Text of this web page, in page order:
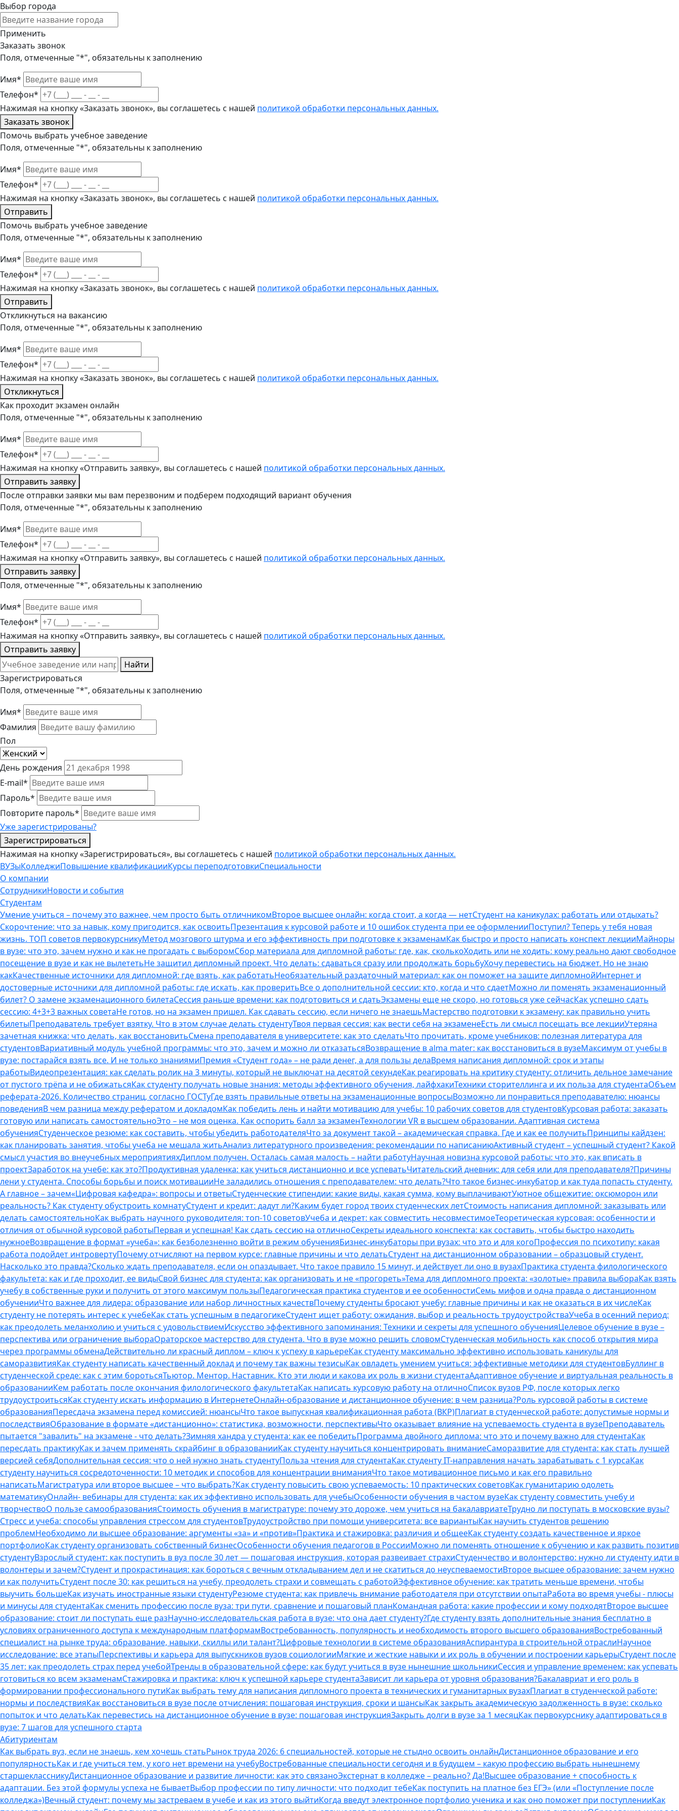
Выбор города
Применить
Заказать звонок
Поля, отмеченные "*", обязательны к заполнению
Имя*
Телефон*
Нажимая на кнопку «Заказать звонок», вы соглашетесь с нашей политикой обработки персональных данных.
Заказать звонок
Помочь выбрать учебное заведение
Поля, отмеченные "*", обязательны к заполнению
Имя*
Телефон*
Нажимая на кнопку «Заказать звонок», вы соглашетесь с нашей политикой обработки персональных данных.
Отправить
Помочь выбрать учебное заведение
Поля, отмеченные "*", обязательны к заполнению
Имя*
Телефон*
Нажимая на кнопку «Заказать звонок», вы соглашетесь с нашей политикой обработки персональных данных.
Отправить
Откликнуться на вакансию
Поля, отмеченные "*", обязательны к заполнению
Имя*
Телефон*
Нажимая на кнопку «Заказать звонок», вы соглашетесь с нашей политикой обработки персональных данных.
Откликнуться
Как проходит экзамен онлайн
Поля, отмеченные "*", обязательны к заполнению
Имя*
Телефон*
Нажимая на кнопку «Отправить заявку», вы соглашетесь с нашей политикой обработки персональных данных.
Отправить заявку
После отправки заявки мы вам перезвоним и подберем подходящий вариант обучения
Поля, отмеченные "*", обязательны к заполнению
Имя*
Телефон*
Нажимая на кнопку «Отправить заявку», вы соглашетесь с нашей политикой обработки персональных данных.
Отправить заявку
Поля, отмеченные "*", обязательны к заполнению
Имя*
Телефон*
Нажимая на кнопку «Отправить заявку», вы соглашетесь с нашей политикой обработки персональных данных.
Отправить заявку
Найти
Зарегистрироваться
Поля, отмеченные "*", обязательны к заполнению
Имя*
Фамилия
Пол
День рождения
E-mail*
Пароль*
Повторите пароль*
Уже зарегистрированы?
Зарегистрироваться
Нажимая на кнопку «Зарегистрироваться», вы соглашетесь с нашей политикой обработки персональных данных.
ВУЗыКолледжиПовышение квалификацииКурсы переподготовкиСпециальности
О компании
СотрудникиНовости и события
Студентам
Умение учиться – почему это важнее, чем просто быть отличникомВторое высшее онлайн: когда стоит, а когда — нетСтудент на каникулах: работать или отдыхать?
Скорочтение: что за навык, кому пригодится, как освоитьПрезентация к курсовой работе и 10 ошибок студента при ее оформленииПоступил? Теперь у тебя новая
жизнь. ТОП советов первокурсникуМетод мозгового штурма и его эффективность при подготовке к экзаменамКак быстро и просто написать конспект лекцииМайноры
в вузе: что это, зачем нужно и как не прогадать с выборомСбор материала для дипломной работы: где, как, сколькоХодить или не ходить: кому реально дают свободное
посещение в вузе и как не вылететьНе защитил дипломный проект. Что делать: сдаваться сразу или продолжать борьбуХочу перевестись на бюджет. Но не знаю
какКачественные источники для дипломной: где взять, как работатьНеобязательный раздаточный материал: как он поможет на защите дипломнойИнтернет и
достоверные источники для дипломной работы: где искать, как проверитьВсе о дополнительной сессии: кто, когда и что сдаетМожно ли поменять экзаменационный
билет? О замене экзаменационного билетаСессия раньше времени: как подготовиться и сдатьЭкзамены еще не скоро, но готовься уже сейчасКак успешно сдать
сессию: 4+3+3 важных советаНе готов, но на экзамен пришел. Как сдавать сессию, если ничего не знаешьМастерство подготовки к экзамену: как правильно учить
билетыПреподаватель требует взятку. Что в этом случае делать студентуТвоя первая сессия: как вести себя на экзаменеЕсть ли смысл посещать все лекцииУтеряна
зачетная книжка: что делать, как восстановитьСмена преподавателя в университете: как это сделатьЧто прочитать, кроме учебников: полезная литература для
студентовВариативный модуль учебной программы: что это, зачем и можно ли отказатьсяВозвращение в alma mater: как восстановиться в вузеМаксимум от учебы в
вузе: постарайся взять все. И не только знаниямиПремия «Студент года» – не ради денег, а для пользы делаВремя написания дипломной: срок и этапы
работыВидеопрезентация: как сделать ролик на 3 минуты, который не выключат на десятой секундеКак реагировать на критику студенту: отличить дельное замечание
от пустого трёпа и не обижатьсяКак студенту получать новые знания: методы эффективного обучения, лайфхакиТехники сторителлинга и их польза для студентаОбъем
реферата-2026. Количество страниц, согласно ГОСТуГде взять правильные ответы на экзаменационные вопросыВозможно ли понравиться преподавателю: нюансы
поведенияВ чем разница между рефератом и докладомКак победить лень и найти мотивацию для учебы: 10 рабочих советов для студентовКурсовая работа: заказать
готовую или написать самостоятельноЭто – не моя оценка. Как оспорить балл за экзаменТехнологии VR в высшем образовании. Адаптивная система
обученияСтуденческое резюме: как составить, чтобы убедить работодателяЧто за документ такой – академическая справка. Где и как ее получитьПринципы кайдзен:
как планировать занятия, чтобы учеба не мешала житьАнализ литературного произведения: рекомендации по написаниюАктивный студент – успешный студент? Какой
смысл участия во внеучебных мероприятияхДиплом получен. Осталась самая малость – найти работуНаучная новизна курсовой работы: что это, как вписать в
проектЗаработок на учебе: как это?Продуктивная удаленка: как учиться дистанционно и все успеватьЧитательский дневник: для себя или для преподавателя?Причины
лени у студента. Способы борьбы и поиск мотивацииНе заладились отношения с преподавателем: что делать?Что такое бизнес-инкубатор и как туда попасть студенту.
А главное – зачем«Цифровая кафедра»: вопросы и ответыСтуденческие стипендии: какие виды, какая сумма, кому выплачиваютУютное общежитие: оксюморон или
реальность? Как студенту обустроить комнатуСтудент и кредит: дадут ли?Каким будет город твоих студенческих летСтоимость написания дипломной: заказывать или
делать самостоятельноКак выбрать научного руководителя: топ-10 советовУчеба и декрет: как совместить несовместимоеТеоретическая курсовая: особенности и
отличия от обычной курсовой работыПервая и успешная! Как сдать сессию на отличноСекреты идеального конспекта: как составить, чтобы быстро находить
нужноеВозвращение в формат «учеба»: как безболезненно войти в режим обученияБизнес-инкубаторы при вузах: что это и для когоПрофессия по психотипу: какая
работа подойдет интровертуПочему отчисляют на первом курсе: главные причины и что делатьСтудент на дистанционном образовании – образцовый студент.
Насколько это правда?Сколько ждать преподавателя, если он опаздывает. Что такое правило 15 минут, и действует ли оно в вузахПрактика студента филологического
факультета: как и где проходит, ее видыСвой бизнес для студента: как организовать и не «прогореть»Тема для дипломного проекта: «золотые» правила выбораКак взять
учебу в собственные руки и получить от этого максимум пользыПедагогическая практика студентов и ее особенностиСемь мифов и одна правда о дистанционном
обученииЧто важнее для лидера: образование или набор личностных качествПочему студенты бросают учебу: главные причины и как не оказаться в их числеКак
студенту не потерять интерес к учебеКак стать успешным в педагогикеСтудент ищет работу: ожидания, выбор и реальность трудоустройстваУчеба в осенний период:
как преодолеть меланхолию и учиться с удовольствиемИскусство эффективного запоминания: Техники и секреты для успешного обученияЦелевое обучение в вузе –
перспектива или ограничение выбораОраторское мастерство для студента. Что в вузе можно решить словомСтуденческая мобильность как способ открытия мира
через программы обменаДействительно ли красный диплом – ключ к успеху в карьереКак студенту максимально эффективно использовать каникулы для
саморазвитияКак студенту написать качественный доклад и почему так важны тезисыКак овладеть умением учиться: эффективные методики для студентовБуллинг в
студенческой среде: как с этим боротьсяТьютор. Ментор. Наставник. Кто эти люди и какова их роль в жизни студентаАдаптивное обучение и виртуальная реальность в
образованииКем работать после окончания филологического факультетаКак написать курсовую работу на отличноСписок вузов РФ, после которых легко
трудоустроитьсяКак студенту искать информацию в ИнтернетеОнлайн-образование и дистанционное обучение: в чем разница?Роль курсовой работы в системе
образованияПересдача экзамена перед комиссией: нюансыЧто такое выпускная квалификационная работа (ВКР)Плагиат в студенческой работе: допустимые нормы и
последствияОбразование в формате «дистанционно»: статистика, возможности, перспективыЧто оказывает влияние на успеваемость студента в вузеПреподаватель
пытается "завалить" на экзамене - что делать?Зимняя хандра у студента: как ее победитьПрограмма двойного диплома: что это и почему важно для студентаКак
пересдать практикуКак и зачем применять скрайбинг в образованииКак студенту научиться концентрировать вниманиеСаморазвитие для студента: как стать лучшей
версией себяДополнительная сессия: что о ней нужно знать студентуПольза чтения для студентаКак студенту IT-направления начать зарабатывать с 1 курсаКак
студенту научиться сосредоточенности: 10 методик и способов для концентрации вниманияЧто такое мотивационное письмо и как его правильно
написатьМагистратура или второе высшее – что выбрать?Как студенту повысить свою успеваемость: 10 практических советовКак гуманитарию одолеть
математикуОнлайн- вебинары для студента: как их эффективно использовать для учебыОсобенности обучения в частом вузеКак студенту совместить учебу и
творчествоО пользе самообразованияСтоимость обучения в магистратуре: почему это дороже, чем учиться на бакалавриатеТрудно ли поступать в московские вузы?
Стресс и учеба: способы управления стрессом для студентовТрудоустройство при помощи университета: все вариантыКак научить студентов решению
проблемНеобходимо ли высшее образование: аргументы «за» и «против»Практика и стажировка: различия и общееКак студенту создать качественное и яркое
портфолиоКак студенту организовать собственный бизнесОсобенности обучения педагогов в РоссииМожно ли поменять отношение к обучению и как развить позитив
студентуВзрослый студент: как поступить в вуз после 30 лет — пошаговая инструкция, которая развеивает страхиСтуденчество и волонтерство: нужно ли cтуденту идти в
волонтеры и зачем?Студент и прокрастинация: как бороться с вечным откладыванием дел и не скатиться до неуспеваемостиВторое высшее образование: зачем нужно
и как получитьСтудент после 30: как решиться на учебу, преодолеть страхи и совмещать с работойЭффективное обучение: как тратить меньше времени, чтобы
выучить большеКак изучать иностранные языки студентуРезюме студента: как привлечь внимание работодателя при отсутствии опытаРабота во время учебы - плюсы
и минусы для студентаКак сменить профессию после вуза: три пути, сравнение и пошаговый планКомандная работа: какие профессии и кому подходятВторое высшее
образование: стоит ли поступать еще разНаучно-исследовательская работа в вузе: что она дает студенту?Где студенту взять дополнительные знания бесплатно в
условиях ограниченного доступа к международным платформамВостребованность, популярность и необходимость второго высшего образованияВостребованный
специалист на рынке труда: образование, навыки, скиллы или талант?Цифровые технологии в системе образованияАспирантура в строительной отраслиНаучное
исследование: все этапыПерспективы и карьера для выпускников вузов социологииМягкие и жесткие навыки и их роль в обучении и построении карьерыСтудент после
35 лет: как преодолеть страх перед учебойТренды в образовательной сфере: как будут учиться в вузе нынешние школьникиСессия и управление временем: как успевать
готовиться ко всем экзаменамСтажировка и практика: ключ к успешной карьере студентаЗависит ли карьера от уровня образования?Бакалавриат и его роль в
формировании профессионального путиКак выбрать тему для написания дипломного проекта в технических и гуманитарных вузахПлагиат в студенческой работе:
нормы и последствияКак восстановиться в вузе после отчисления: пошаговая инструкция, сроки и шансыКак закрыть академическую задолженность в вузе: сколько
попыток и что делатьКак перевестись на дистанционное обучение в вузе: пошаговая инструкцияЗакрыть долги в вузе за 1 месяцКак первокурснику адаптироваться в
вузе: 7 шагов для успешного старта
Абитуриентам
Как выбрать вуз, если не знаешь, кем хочешь статьРынок труда 2026: 6 специальностей, которые не стыдно освоить онлайнДистанционное образование и его
популярностьКак и где учиться тем, у кого нет времени на учебуВостребованные специальности сегодня и в будущем – какую профессию выбрать нынешнему
старшеклассникуДистанционное образование и развитие личности: как это связаноЭкстернат в колледже – реально? Да!Высшее образование + способность к
адаптации. Без этой формулы успеха не бываетВыбор профессии по типу личности: что подходит тебеКак поступить на платное без ЕГЭ» (или «Поступление после
колледжа»)Вечный студент: почему мы застреваем в учебе и как из этого выйтиКогда введут электронное портфолио ученика и как оно поможет при поступленииКак